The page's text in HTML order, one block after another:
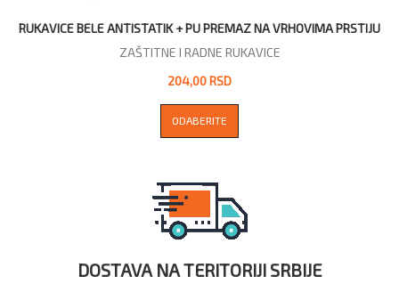
RUKAVICE BELE ANTISTATIK + PU PREMAZ NA VRHOVIMA PRSTIJU
ZAŠTITNE I RADNE RUKAVICE
204,00 RSD
ODABERITE
DOSTAVA NA TERITORIJI SRBIJE